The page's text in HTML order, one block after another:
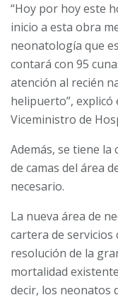
“Hoy por hoy este
inicio a esta obra
neonatología que
contará con 95
atención al recién
helipuerto”, explicó
Viceministro de
Además, se tiene la
de camas del área
necesario.
La nueva área de
cartera de
resolución de la
mortalidad
decir, los neonatos